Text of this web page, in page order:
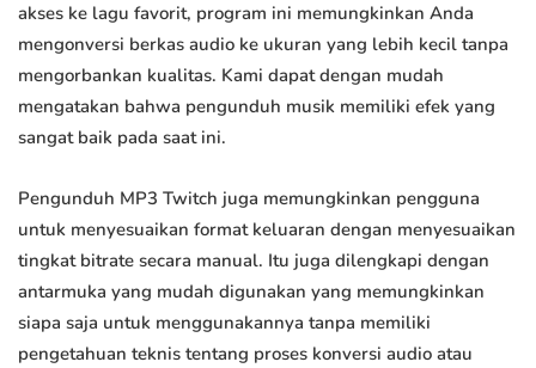
akses ke lagu favorit, program ini memungkinkan Anda
mengonversi berkas audio ke ukuran yang lebih kecil tanpa
mengorbankan kualitas. Kami dapat dengan mudah
mengatakan bahwa pengunduh musik memiliki efek yang
sangat baik pada saat ini.
Pengunduh MP3 Twitch juga memungkinkan pengguna
untuk menyesuaikan format keluaran dengan menyesuaikan
tingkat bitrate secara manual. Itu juga dilengkapi dengan
antarmuka yang mudah digunakan yang memungkinkan
siapa saja untuk menggunakannya tanpa memiliki
pengetahuan teknis tentang proses konversi audio atau